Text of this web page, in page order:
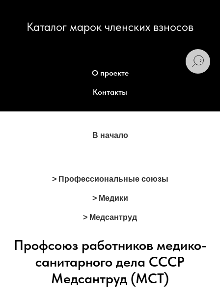
Каталог марок членских взносов
О проекте
Контакты
В начало
> Профессиональные союзы
> Медики
> Медсантруд
Профсоюз работников медико-
санитарного дела СССР
Медсантруд (МСТ)